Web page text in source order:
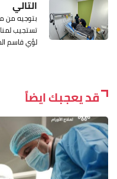
التالي
بتوجيه من
تستجيب
لؤي قاسم
قد يعجبك ايضاً